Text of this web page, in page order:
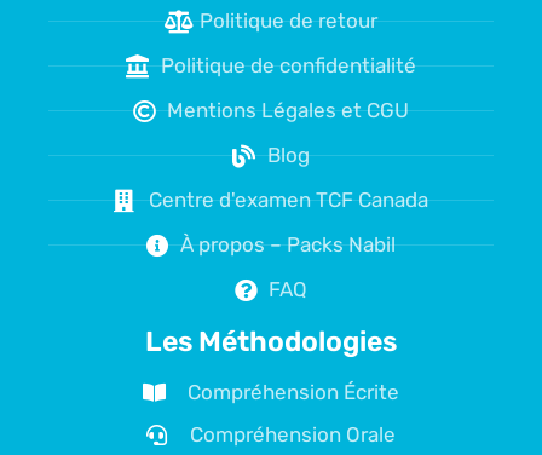
Politique de retour
Politique de confidentialité
Mentions Légales et CGU
Blog
Centre d'examen TCF Canada
À propos – Packs Nabil
FAQ
Les Méthodologies
Compréhension Écrite
Compréhension Orale